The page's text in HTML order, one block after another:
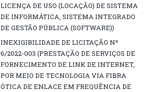
LICENÇA DE USO (LOCAÇÃO) DE SISTEMA
DE INFORMÁTICA, SISTEMA INTEGRADO
DE GESTÃO PÚBLICA (SOFTWARE))
INEXIGIBILIDADE DE LICITAÇÃO Nº
6/2022-003 (PRESTAÇÃO DE SERVIÇOS DE
FORNECIMENTO DE LINK DE INTERNET,
POR MEIO DE TECNOLOGIA VIA FIBRA
ÓTICA DE ENLACE EM FREQUÊNCIA DE